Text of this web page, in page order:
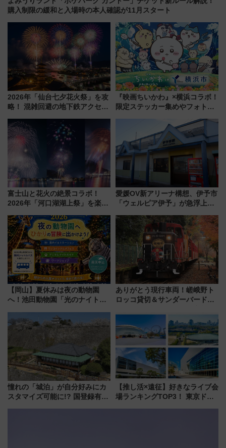
購入制限の緩和と入場時の本人確認が11月スタート
2026年「仙台七夕花火祭」を攻
略！ 混雑回避の地下鉄アクセス
火前に楽しむ仙台観光ルートま
で解説！
『映画ちいかわ』×横浜コラボ！
限定ステッカー集めやフォトス
いを満喫しよう（花火鑑賞会応
募は7/12まで！）
富士山と花火の絶景コラボ！
2026年「河口湖湖上祭」を楽し
ススメ
愛媛OV新アリーナ構想、伊予市
「ウェルピア伊予」が急浮上！
で探る鉄道アクセスの未来
【岡山】夏休みは夜の動物園
へ！池田動物園「光のナイトズ
な夜
ありがとう現行車両！嵯峨野ト
ロッコ貸切＆サンダーバードレ
斉藤雪乃＆福原トシヒロと行
く！9月13日「京都の鉄道満喫
ツアー」開催
憧れの「城泊」が自分好みにカ
スタマイズ可能に!? 国登録有形
【推し活×遠征】好きなライブ会
場ランキングTOP3！ 東京ドー